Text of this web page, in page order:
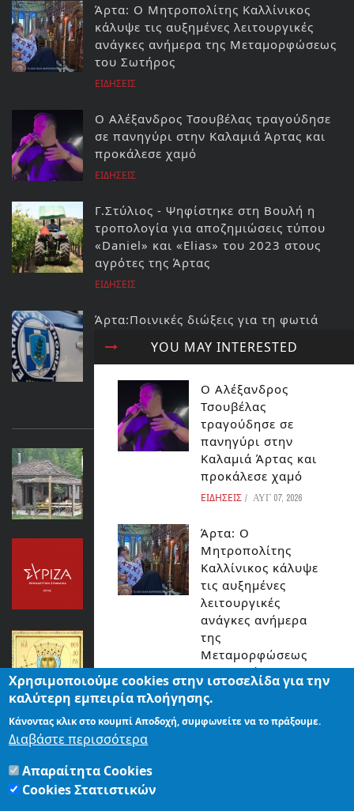
YOU MAY INTERESTED
Ο Αλέξανδρος
Τσουβέλας
τραγούδησε σε
πανηγύρι στην
Καλαμιά Άρτας και
προκάλεσε χαμό
ΕΙΔΗΣΕΙΣ ΑΥΓ 07, 2026
Άρτα: Ο
Μητροπολίτης
Καλλίνικος κάλυψε
τις αυξημένες
λειτουργικές
ανάγκες ανήμερα
της
Μεταμορφώσεως
του Σωτήρος
ΕΙΔΗΣΕΙΣ
Άρτα:Ποινικές
Άρτα: Ο Μητροπολίτης Καλλίνικος
κάλυψε τις αυξημένες λειτουργικές
ανάγκες ανήμερα της Μεταμορφώσεως
του Σωτήρος
ΕΙΔΗΣΕΙΣ
Ο Αλέξανδρος Τσουβέλας τραγούδησε
σε πανηγύρι στην Καλαμιά Άρτας και
προκάλεσε χαμό
ΕΙΔΗΣΕΙΣ
Γ.Στύλιος - Ψηφίστηκε στη Βουλή η
τροπολογία για αποζημιώσεις τύπου
«Daniel» και «Elias» του 2023 στους
αγρότες της Άρτας
ΕΙΔΗΣΕΙΣ
Άρτα:Ποινικές διώξεις για τη φωτιά
διευθυντής και ο τεχνικός ασφαλείας
ΔΙΑΒΑΣΤΕ ΕΠΙΣΗΣ...
Ενα αγροκτημα ονειρο κοντα στην
ΑΝΑΚΟΙΝΩΣΗ ΤΟΥ ΣΥΡΙΖΑ ΑΡΤΑΣ:
ΠΡΟΒΛΗΜΑΤΙΚΑ ΤΑ ΑΝΤΑΝΑΚΛΑΣΤΙΚΑ
ΤΗΣ ΔΗΜΟΤΙΚΗΣ ΑΡΧΗΣ
ΑΡΤΑ -ΕΟΡΤΗ ΑΓΙΑΣ ΘΕΟΔΩΡΑΣ: ΤΟ
ΠΡΟΓΡΑΜΜΑ ΚΑΙ Η ΛΙΤΑΝΕΙΑ ΕΦΟΣΟΝ
ΤΟ ΕΠΙΤΡΕΨΟΥΝ ΟΙ ΣΥΝΘΗΚΕΣ
ΕΙΔΗΣΕΙΣ
ΑΡΤΑ:ΔΕΙΠΝΟ ΠΡΟΣ ΤΙΜΗΝ ΤΩΝ
ΕΦΗΒΩΝ ΑΘΛΗΤΩΝ
ΕΙΔΗΣΕΙΣ
Χρησιμοποιούμε cookies στην ιστοσελίδα για την
καλύτερη εμπειρία πλοήγησης.
Κάνοντας κλικ στο κουμπί Αποδοχή, συμφωνείτε να το πράξουμε.
Διαβάστε περισσότερα
Απαραίτητα Cookies
Cookies Στατιστικών